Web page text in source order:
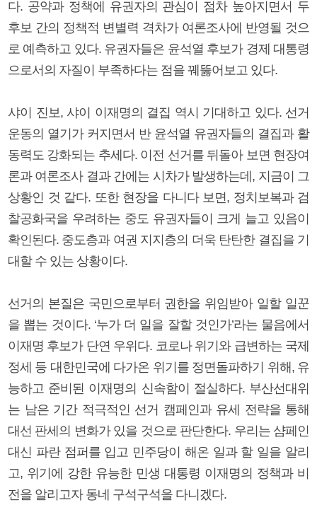
다. 공약과 정책에 유권자의 관심이 점차 높아지면서 두
후보 간의 정책적 변별력 격차가 여론조사에 반영될 것으
로 예측하고 있다. 유권자들은 윤석열 후보가 경제 대통령
으로서의 자질이 부족하다는 점을 꿰뚫어보고 있다.
샤이 진보, 샤이 이재명의 결집 역시 기대하고 있다. 선거
운동의 열기가 커지면서 반 윤석열 유권자들의 결집과 활
동력도 강화되는 추세다. 이전 선거를 뒤돌아 보면 현장여
론과 여론조사 결과 간에는 시차가 발생하는데, 지금이 그
상황인 것 같다. 또한 현장을 다니다 보면, 정치보복과 검
찰공화국을 우려하는 중도 유권자들이 크게 늘고 있음이
확인된다. 중도층과 여권 지지층의 더욱 탄탄한 결집을 기
대할 수 있는 상황이다.
선거의 본질은 국민으로부터 권한을 위임받아 일할 일꾼
을 뽑는 것이다. ‘누가 더 일을 잘할 것인가’라는 물음에서
이재명 후보가 단연 우위다. 코로나 위기와 급변하는 국제
정세 등 대한민국에 다가온 위기를 정면돌파하기 위해, 유
능하고 준비된 이재명의 신속함이 절실하다. 부산선대위
는 남은 기간 적극적인 선거 캠페인과 유세 전략을 통해
대선 판세의 변화가 있을 것으로 판단한다. 우리는 샴페인
대신 파란 점퍼를 입고 민주당이 해온 일과 할 일을 알리
고, 위기에 강한 유능한 민생 대통령 이재명의 정책과 비
전을 알리고자 동네 구석구석을 다니겠다.